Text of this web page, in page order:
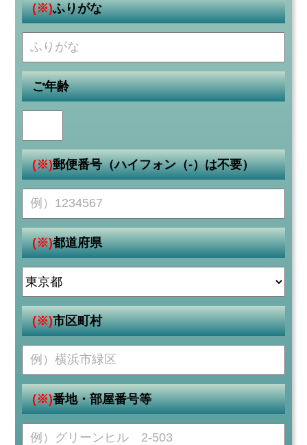
(※)ふりがな
ご年齢
(※)郵便番号（ハイフォン（-）は不要）
(※)都道府県
(※)市区町村
(※)番地・部屋番号等